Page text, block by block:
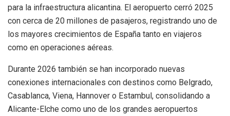
para la infraestructura alicantina. El aeropuerto cerró 2025
con cerca de 20 millones de pasajeros, registrando uno de
los mayores crecimientos de España tanto en viajeros
como en operaciones aéreas.
Durante 2026 también se han incorporado nuevas
conexiones internacionales con destinos como Belgrado,
Casablanca, Viena, Hannover o Estambul, consolidando a
Alicante-Elche como uno de los grandes aeropuertos